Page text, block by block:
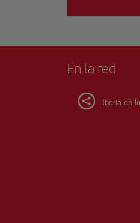
En la red
Iberia en